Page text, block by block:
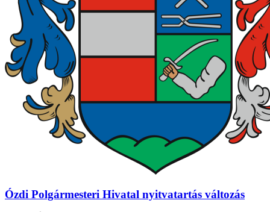
Ózdi Polgármesteri Hivatal nyitvatartás változás